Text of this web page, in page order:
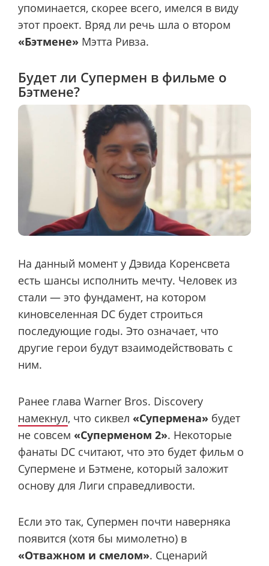
упоминается, скорее всего, имелся в виду
этот проект. Вряд ли речь шла о втором
«Бэтмене» Мэтта Ривза.
Будет ли Супермен в фильме о
Бэтмене?
На данный момент у Дэвида Коренсвета
есть шансы исполнить мечту. Человек из
стали — это фундамент, на котором
киновселенная DC будет строиться
последующие годы. Это означает, что
другие герои будут взаимодействовать с
ним.
Ранее глава Warner Bros. Discovery
намекнул, что сиквел «Супермена» будет
не совсем «Суперменом 2». Некоторые
фанаты DC считают, что это будет фильм о
Супермене и Бэтмене, который заложит
основу для Лиги справедливости.
Если это так, Супермен почти наверняка
появится (хотя бы мимолетно) в
«Отважном и смелом». Сценарий